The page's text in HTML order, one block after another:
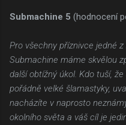
Submachine 5 (hodnocení
Pro všechny příznivce jedné
Submachine máme skvělou
další obtížný úkol. Kdo tuší,
pořádně velké šlamastyky,
nacházíte v naprosto
okolního světa a váš cíl je